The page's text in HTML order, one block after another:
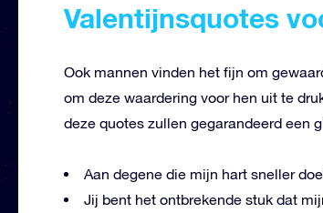
Valentijnsquotes
Ook mannen vinden het fijn om
om deze waardering voor hen uit te
deze quotes zullen gegarandeerd een
Aan degene die mijn hart sneller
Jij bent het ontbrekende stuk dat